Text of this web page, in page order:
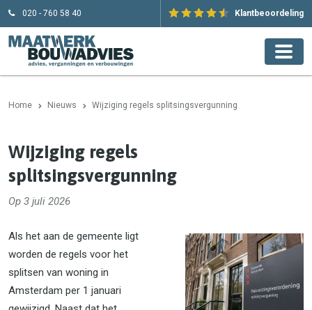
020 - 760 58 40 Klantbeoordeling
Home Nieuws Wijziging regels splitsingsvergunning
Wijziging regels
splitsingsvergunning
Op 3 juli 2026
Als het aan de gemeente ligt
worden de regels voor het
splitsen van woning in
Amsterdam per 1 januari